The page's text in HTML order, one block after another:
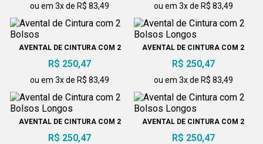
ou em 3x de R$ 83,49 ou em 3x de R$ 83,49
AVENTAL DE CINTURA COM 2
BOLSOS
R$ 250,47
ou em 3x de R$ 83,49
AVENTAL DE CINTURA COM 2
BOLSOS LONGOS
R$ 250,47
ou em 3x de R$ 83,49
AVENTAL DE CINTURA COM 2
BOLSOS LONGOS
R$ 250,47
AVENTAL DE CINTURA COM 2
BOLSOS LONGOS
R$ 250,47